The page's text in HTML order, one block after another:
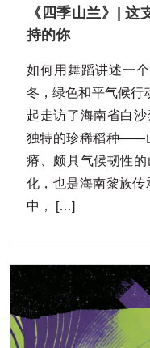
《四季山兰》| 这
持的你
如何用舞蹈讲述一
冬，绿色和平气候行
起走访了海南省白
独特的珍稀稻种——
瘠、颇具气候韧性
化，也是海南黎族传
中， […]